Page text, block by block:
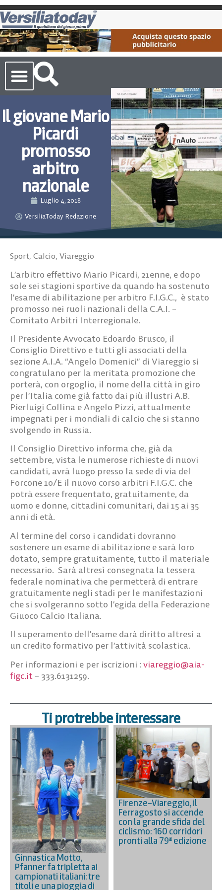
Il giovane Mario
Picardi
promosso
arbitro
nazionale
Luglio 4, 2018
VersiliaToday Redazione
Sport, Calcio, Viareggio
L’arbitro effettivo Mario Picardi, 21enne, e dopo
sole sei stagioni sportive da quando ha sostenuto
l’esame di abilitazione per arbitro F.I.G.C., è stato
promosso nei ruoli nazionali della C.A.I. –
Comitato Arbitri Interregionale.
Il Presidente Avvocato Edoardo Brusco, il
Consiglio Direttivo e tutti gli associati della
sezione A.I.A. “Angelo Domenici” di Viareggio si
congratulano per la meritata promozione che
porterà, con orgoglio, il nome della città in giro
per l’Italia come già fatto dai più illustri A.B.
Pierluigi Collina e Angelo Pizzi, attualmente
impegnati per i mondiali di calcio che si stanno
svolgendo in Russia.
Il Consiglio Direttivo informa che, già da
settembre, vista le numerose richieste di nuovi
candidati, avrà luogo presso la sede di via del
Forcone 10/E il nuovo corso arbitri F.I.G.C. che
potrà essere frequentato, gratuitamente, da
uomo e donne, cittadini comunitari, dai 15 ai 35
anni di età.
Al termine del corso i candidati dovranno
sostenere un esame di abilitazione e sarà loro
dotato, sempre gratuitamente, tutto il materiale
necessario. Sarà altresì consegnata la tessera
federale nominativa che permetterà di entrare
gratuitamente negli stadi per le manifestazioni
che si svolgeranno sotto l’egida della Federazione
Giuoco Calcio Italiana.
Il superamento dell’esame darà diritto altresì a
un credito formativo per l’attività scolastica.
Per informazioni e per iscrizioni : viareggio@aia-
figc.it – 333.6131259.
Ti protrebbe interessare
Ginnastica Motto,
Pfanner fa tripletta ai
campionati italiani: tre
titoli e una pioggia di
Firenze–Viareggio, il
Ferragosto si accende
con la grande sfida del
ciclismo: 160 corridori
pronti alla 79ª edizione